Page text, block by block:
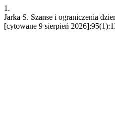
1.
Jarka S. Szanse i ograniczenia
[cytowane 9 sierpień